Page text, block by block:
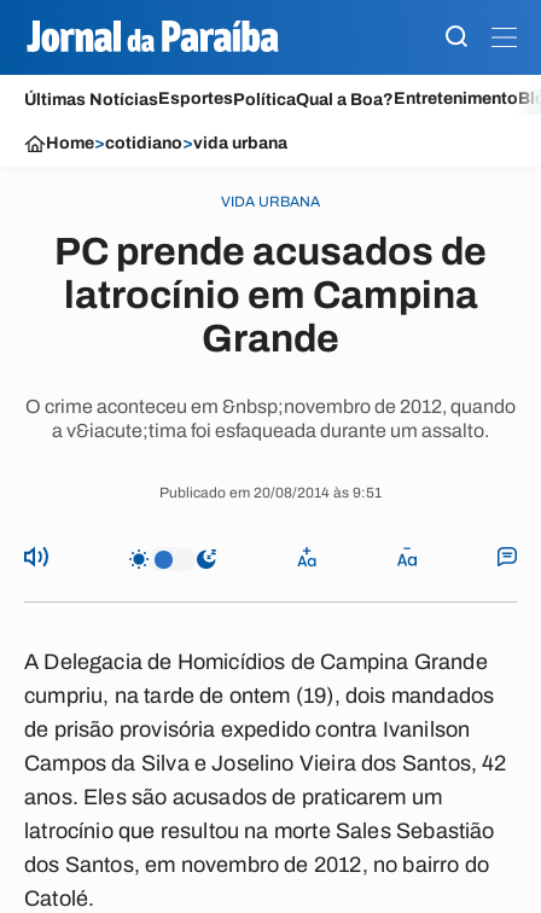
Últimas NotíciasEsportesPolíticaQual a Boa?Entretenimento
Home>cotidiano>vida urbana
VIDA URBANA
PC prende acusados de
latrocínio em Campina
Grande
O crime aconteceu em &nbsp;novembro de 2012, quando
a v&iacute;tima foi esfaqueada durante um assalto.
Publicado em 20/08/2014 às 9:51
A Delegacia de Homicídios de Campina Grande
cumpriu, na tarde de ontem (19), dois mandados
de prisão provisória expedido contra Ivanilson
Campos da Silva e Joselino Vieira dos Santos, 42
anos. Eles são acusados de praticarem um
latrocínio que resultou na morte Sales Sebastião
dos Santos, em novembro de 2012, no bairro do
Catolé.